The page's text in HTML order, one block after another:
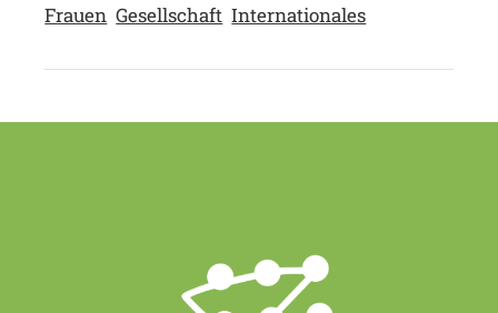
Frauen Gesellschaft Internationales